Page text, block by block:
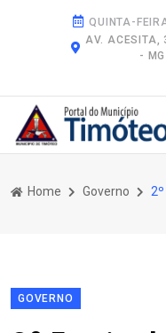
QUINTA-
AV. ACESITA,
-
Home Governo
GOVERNO